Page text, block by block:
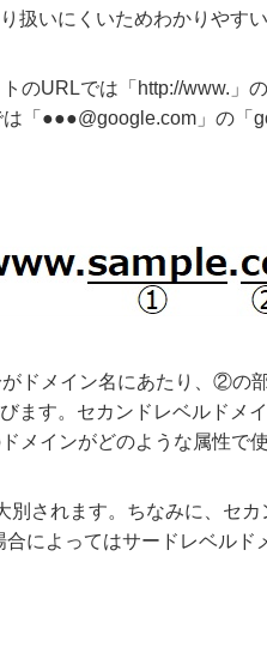
扱いにくいためわかりやす
のURLでは「http://www.」
「●●●@google.com」の「
メイン名にあたり、②の部
す。セカンドレベルドメ
メインがどのような属性で
別されます。ちなみに、セ
によってはサードレベルド